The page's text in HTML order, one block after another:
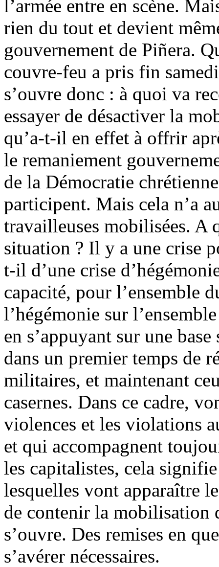
l’armée entre en scène.
rien du tout et devient
gouvernement de Piñera.
couvre-feu a pris fin
s’ouvre donc : à quoi va
essayer de désactiver la
qu’a-t-il en effet à offrir
le remaniement
de la Démocratie
participent. Mais cela n’a
travailleuses mobilisées. A
situation ? Il y a une crise
t-il d’une crise
capacité, pour l’ensemble
l’hégémonie sur
en s’appuyant sur une
dans un premier temps de
militaires, et maintenant
casernes. Dans ce cadre,
violences et les violations
et qui accompagnent
les capitalistes, cela
lesquelles vont apparaître
de contenir la mobilisation
s’ouvre. Des remises en
s’avérer nécessaires.